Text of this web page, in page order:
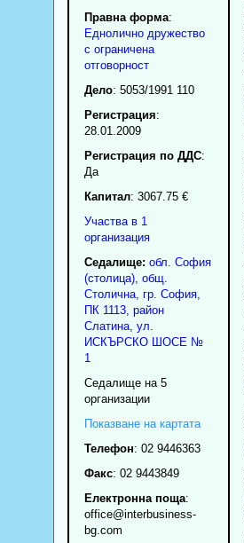
Правна форма:
Еднолично дружество
с ограничена
отговорност
Дело: 5053/1991 110
Регистрация:
28.01.2009
Регистрация по ДДС:
Да
Капитал: 3067.75 €
Участва в 1
организация
Седалище: обл. София
(столица), общ.
Столична, гр. София,
ПК 1113, район
Слатина, ул.
ИСКЪРСКО ШОСЕ №
1
Седалище на 5
организации
Показване на картата
Телефон: 02 9446363
Факс: 02 9443849
Електронна поща:
office@interbusiness-
bg.com